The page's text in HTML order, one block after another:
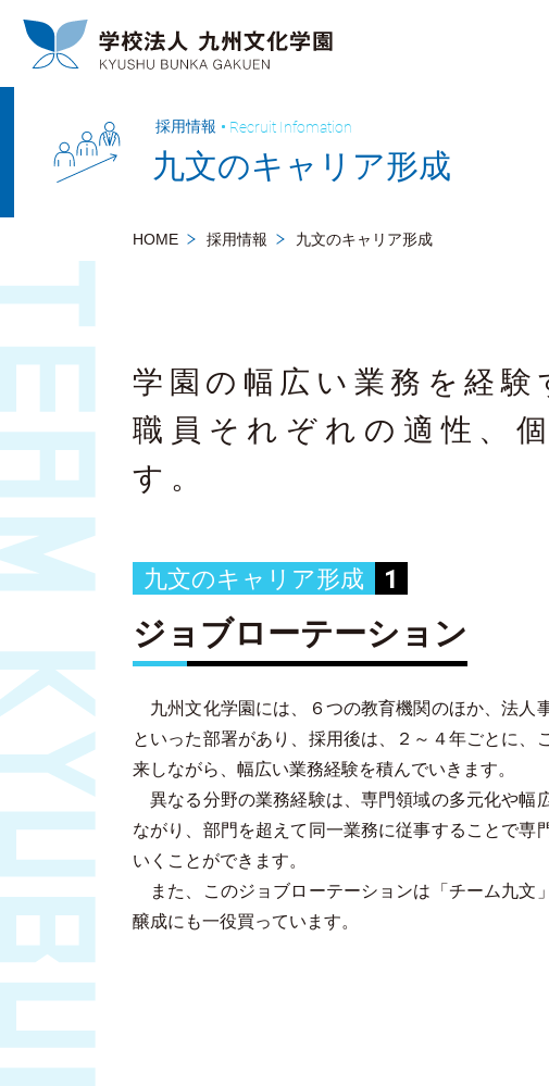
採用情報 Recruit Infomation
九文のキャリア形成
HOME 採用情報 九文のキャリア形成
学園の幅広い業務を経験
職員それぞれの適性、
す。
1
九文のキャリア形成
ジョブローテーション
九州文化学園には、６つの教育機関のほか、法人
といった部署があり、採用後は、２～４年ごとに、
来しながら、幅広い業務経験を積んでいきます。
異なる分野の業務経験は、専門領域の多元化や幅
ながり、部門を超えて同一業務に従事することで専
いくことができます。
また、このジョブローテーションは「チーム九文
醸成にも一役買っています。